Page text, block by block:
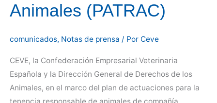
Animales (PATRAC)
comunicados, Notas de prensa / Por Ceve
CEVE, la Confederación Empresarial Veterinaria
Española y la Dirección General de Derechos de los
Animales, en el marco del plan de actuaciones para la
tenencia responsable de animales de compañía